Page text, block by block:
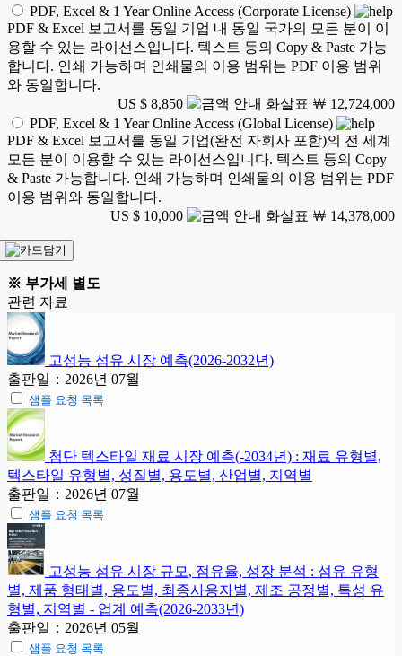
PDF, Excel & 1 Year Online Access (Corporate License)
PDF & Excel 보고서를 동일 기업 내 동일 국가의 모든 분이 이
용할 수 있는 라이선스입니다. 텍스트 등의 Copy & Paste 가능
합니다. 인쇄 가능하며 인쇄물의 이용 범위는 PDF 이용 범위
와 동일합니다.
US $ 8,850
￦ 12,724,000
PDF, Excel & 1 Year Online Access (Global License)
PDF & Excel 보고서를 동일 기업(완전 자회사 포함)의 전 세계
모든 분이 이용할 수 있는 라이선스입니다. 텍스트 등의 Copy
& Paste 가능합니다. 인쇄 가능하며 인쇄물의 이용 범위는 PDF
이용 범위와 동일합니다.
US $ 10,000
￦ 14,378,000
※ 부가세 별도
관련 자료
고성능 섬유 시장 예측(2026-2032년)
출판일：2026년 07월
샘플 요청 목록
첨단 텍스타일 재료 시장 예측(-2034년) : 재료 유형별,
텍스타일 유형별, 성질별, 용도별, 산업별, 지역별
출판일：2026년 07월
샘플 요청 목록
고성능 섬유 시장 규모, 점유율, 성장 분석 : 섬유 유형
별, 제품 형태별, 용도별, 최종사용자별, 제조 공정별, 특성 유
형별, 지역별 - 업계 예측(2026-2033년)
출판일：2026년 05월
샘플 요청 목록